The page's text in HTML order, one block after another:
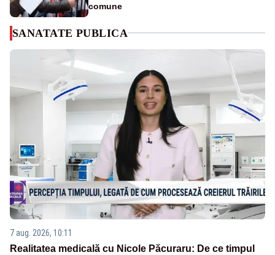
comune
SANATATE PUBLICA
7 aug. 2026, 10:11
Realitatea medicală cu Nicole Păcuraru: De ce timpul